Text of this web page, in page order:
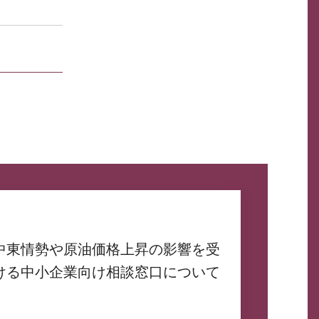
東情勢や原油価格上昇の影響を受
る中小企業向け相談窓口について